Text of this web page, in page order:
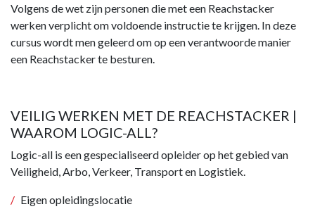
Volgens de wet zijn personen die met een Reachstacker
werken verplicht om voldoende instructie te krijgen. In deze
cursus wordt men geleerd om op een verantwoorde manier
een Reachstacker te besturen.
VEILIG WERKEN MET DE REACHSTACKER |
WAAROM LOGIC-ALL?
Logic-all is een gespecialiseerd opleider op het gebied van
Veiligheid, Arbo, Verkeer, Transport en Logistiek.
Eigen opleidingslocatie